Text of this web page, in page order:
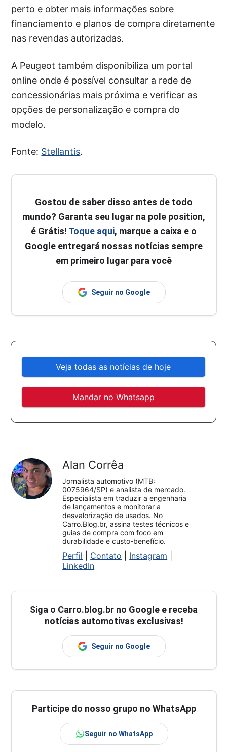
perto e obter mais informações sobre
financiamento e planos de compra diretamente
nas revendas autorizadas.
A Peugeot também disponibiliza um portal
online onde é possível consultar a rede de
concessionárias mais próxima e verificar as
opções de personalização e compra do
modelo.
Fonte: Stellantis.
Gostou de saber disso antes de todo
mundo? Garanta seu lugar na pole position,
é Grátis! Toque aqui, marque a caixa e o
Google entregará nossas notícias sempre
em primeiro lugar para você
Seguir no Google
Veja todas as notícias de hoje
Mandar no Whatsapp
Alan Corrêa
Jornalista automotivo (MTB:
0075964/SP) e analista de mercado.
Especialista em traduzir a engenharia
de lançamentos e monitorar a
desvalorização de usados. No
Carro.Blog.br, assina testes técnicos e
guias de compra com foco em
durabilidade e custo-benefício.
Perfil Contato Instagram
LinkedIn
Siga o Carro.blog.br no Google e receba
notícias automotivas exclusivas!
Seguir no Google
Participe do nosso grupo no WhatsApp
Seguir no WhatsApp